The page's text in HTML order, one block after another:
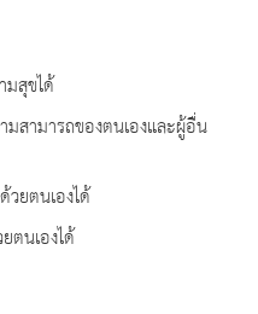
มสุขได้
สามารถของตนเองและผู้อื่น
ยตนเองได้
ตนเองได้